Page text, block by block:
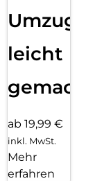
Umzug
leicht
gemacht!
ab 19,99 €
inkl. MwSt.
Mehr
erfahren